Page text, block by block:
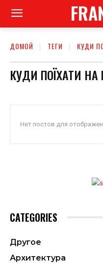
ДОМОЙ ТЕГИ КУДИ
КУДИ ПОЇХАТИ НА
Нет постов для
CATEGORIES
Другое
Архитектура